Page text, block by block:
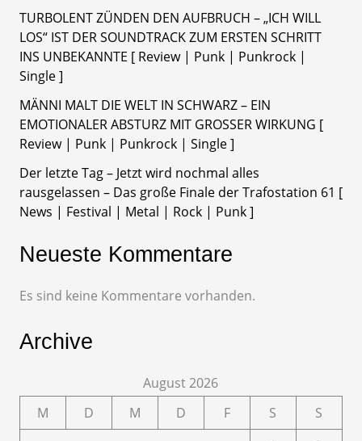
TURBOLENT ZÜNDEN DEN AUFBRUCH – „ICH WILL
LOS“ IST DER SOUNDTRACK ZUM ERSTEN SCHRITT
INS UNBEKANNTE [ Review | Punk | Punkrock |
Single ]
MÄNNI MALT DIE WELT IN SCHWARZ – EIN
EMOTIONALER ABSTURZ MIT GROSSER WIRKUNG [
Review | Punk | Punkrock | Single ]
Der letzte Tag – Jetzt wird nochmal alles
rausgelassen – Das große Finale der Trafostation 61 [
News | Festival | Metal | Rock | Punk ]
Neueste Kommentare
Es sind keine Kommentare vorhanden.
Archive
August 2026
M
D M D F S
S